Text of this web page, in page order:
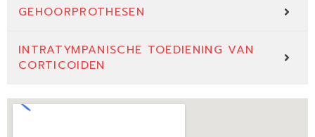
GEHOORPROTHESEN
INTRATYMPANISCHE TOEDIENING VAN
CORTICOIDEN